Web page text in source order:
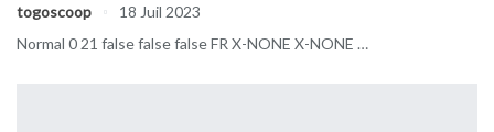
togoscoop
18 Juil 2023
Normal 0 21 false false false FR X-NONE X-NONE …